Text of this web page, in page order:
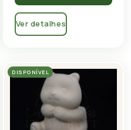
Ver detalhes
DISPONÍVEL